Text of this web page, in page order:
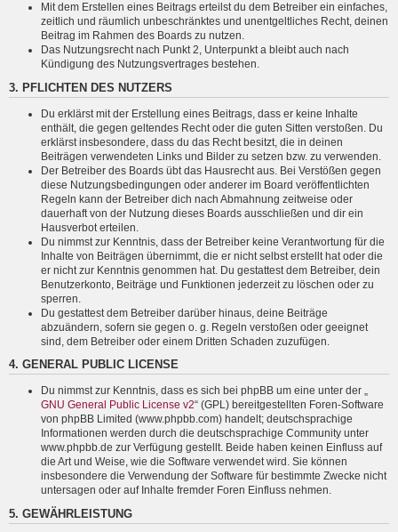
Mit dem Erstellen eines Beitrags erteilst du dem Betreiber ein einfaches,
zeitlich und räumlich unbeschränktes und unentgeltliches Recht, deinen
Beitrag im Rahmen des Boards zu nutzen.
Das Nutzungsrecht nach Punkt 2, Unterpunkt a bleibt auch nach
Kündigung des Nutzungsvertrages bestehen.
3. PFLICHTEN DES NUTZERS
Du erklärst mit der Erstellung eines Beitrags, dass er keine Inhalte
enthält, die gegen geltendes Recht oder die guten Sitten verstoßen. Du
erklärst insbesondere, dass du das Recht besitzt, die in deinen
Beiträgen verwendeten Links und Bilder zu setzen bzw. zu verwenden.
Der Betreiber des Boards übt das Hausrecht aus. Bei Verstößen gegen
diese Nutzungsbedingungen oder anderer im Board veröffentlichten
Regeln kann der Betreiber dich nach Abmahnung zeitweise oder
dauerhaft von der Nutzung dieses Boards ausschließen und dir ein
Hausverbot erteilen.
Du nimmst zur Kenntnis, dass der Betreiber keine Verantwortung für die
Inhalte von Beiträgen übernimmt, die er nicht selbst erstellt hat oder die
er nicht zur Kenntnis genommen hat. Du gestattest dem Betreiber, dein
Benutzerkonto, Beiträge und Funktionen jederzeit zu löschen oder zu
sperren.
Du gestattest dem Betreiber darüber hinaus, deine Beiträge
abzuändern, sofern sie gegen o. g. Regeln verstoßen oder geeignet
sind, dem Betreiber oder einem Dritten Schaden zuzufügen.
4. GENERAL PUBLIC LICENSE
Du nimmst zur Kenntnis, dass es sich bei phpBB um eine unter der „
GNU General Public License v2“ (GPL) bereitgestellten Foren-Software
von phpBB Limited (www.phpbb.com) handelt; deutschsprachige
Informationen werden durch die deutschsprachige Community unter
www.phpbb.de zur Verfügung gestellt. Beide haben keinen Einfluss auf
die Art und Weise, wie die Software verwendet wird. Sie können
insbesondere die Verwendung der Software für bestimmte Zwecke nicht
untersagen oder auf Inhalte fremder Foren Einfluss nehmen.
5. GEWÄHRLEISTUNG